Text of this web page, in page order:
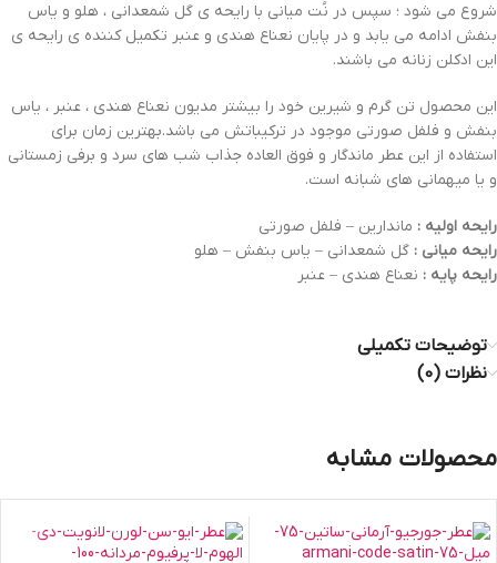
شروع می شود ؛ سپس در نُت میانی با رایحه ی گل شمعدانی ، هلو و یاس
بنفش ادامه می یابد و در پایان نعناع هندی و عنبر تکمیل کننده ی رایحه ی
این ادکلن زنانه می باشند.
این محصول تن گرم و شیرین خود را بیشتر مدیون نعناع هندی ، عنبر ، یاس
بنفش و فلفل صورتی موجود در ترکیباتش می باشد.بهترین زمان برای
استفاده از این عطر ماندگار و فوق العاده جذاب شب های سرد و برفی زمستانی
و یا میهمانی های شبانه است.
رایحه اولیه : ماندارین – فلفل صورتی
رایحه میانی : گل شمعدانی – یاس بنفش – هلو
رایحه پایه : نعناع هندی – عنبر
توضیحات تکمیلی
نظرات (0)
محصولات مشابه